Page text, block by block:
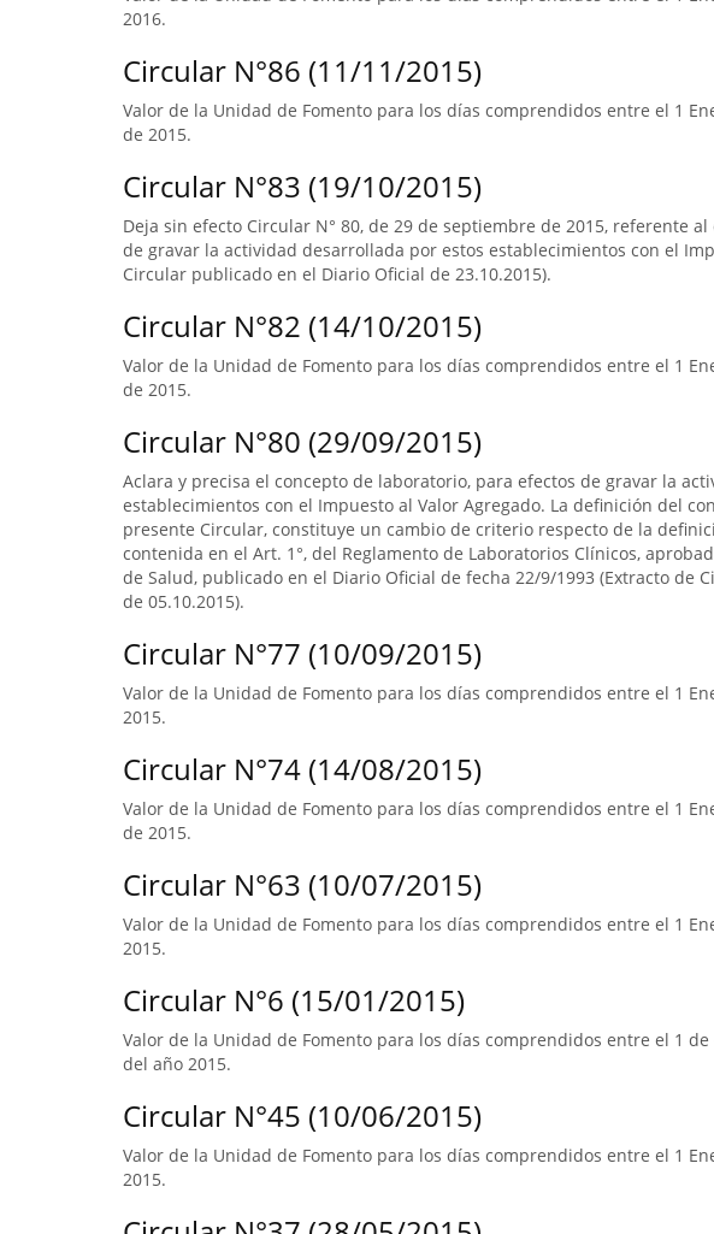
2016.
Circular N°86 (11/11/2015)
Valor de la Unidad de Fomento para los días comprendidos entre el 1
de 2015.
Circular N°83 (19/10/2015)
Deja sin efecto Circular N° 80, de 29 de septiembre de 2015, referente
de gravar la actividad desarrollada por estos establecimientos con el
Circular publicado en el Diario Oficial de 23.10.2015).
Circular N°82 (14/10/2015)
Valor de la Unidad de Fomento para los días comprendidos entre el 1
de 2015.
Circular N°80 (29/09/2015)
Aclara y precisa el concepto de laboratorio, para efectos de gravar la
establecimientos con el Impuesto al Valor Agregado. La definición del
presente Circular, constituye un cambio de criterio respecto de la
contenida en el Art. 1°, del Reglamento de Laboratorios Clínicos,
de Salud, publicado en el Diario Oficial de fecha 22/9/1993 (Extracto de
de 05.10.2015).
Circular N°77 (10/09/2015)
Valor de la Unidad de Fomento para los días comprendidos entre el 1
2015.
Circular N°74 (14/08/2015)
Valor de la Unidad de Fomento para los días comprendidos entre el 1
de 2015.
Circular N°63 (10/07/2015)
Valor de la Unidad de Fomento para los días comprendidos entre el 1
2015.
Circular N°6 (15/01/2015)
Valor de la Unidad de Fomento para los días comprendidos entre el 1
del año 2015.
Circular N°45 (10/06/2015)
Valor de la Unidad de Fomento para los días comprendidos entre el 1
2015.